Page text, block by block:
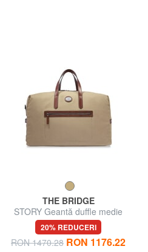
THE BRIDGE
STORY Geantă duffle medie
din piele și material textil
20% REDUCERI
RON 1470.28 RON 1176.22